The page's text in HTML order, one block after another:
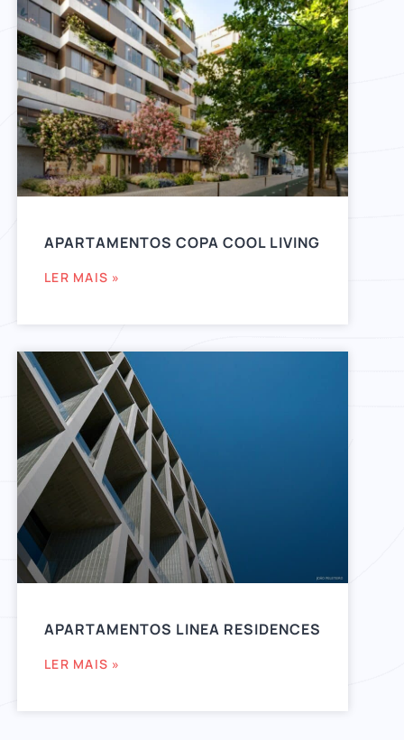
APARTAMENTOS COPA COOL LIVING
LER MAIS »
APARTAMENTOS LINEA RESIDENCES
LER MAIS »